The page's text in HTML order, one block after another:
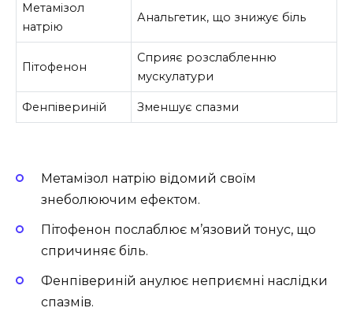
Метамізол
натрію
Анальгетик, що знижує біль
Пітофенон
Сприяє розслабленню
мускулатури
Фенпівериній Зменшує спазми
Метамізол натрію відомий своїм
знеболюючим ефектом.
Пітофенон послаблює м’язовий тонус, що
спричиняє біль.
Фенпівериній анулює неприємні наслідки
спазмів.